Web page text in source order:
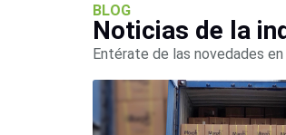
BLOG
Noticias de la
Entérate de las novedades